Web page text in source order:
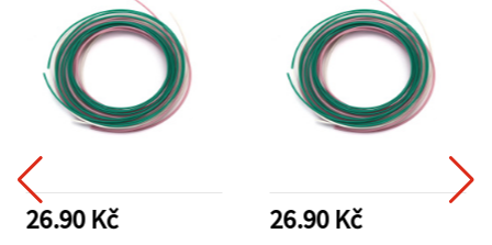
26.90 Kč 26.90 Kč